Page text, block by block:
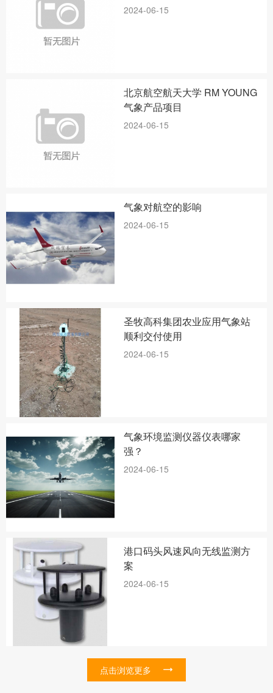
2024-06-15
北京航空航天大学 RM YOUNG
气象产品项目
2024-06-15
气象对航空的影响
2024-06-15
圣牧高科集团农业应用气象站
顺利交付使用
2024-06-15
气象环境监测仪器仪表哪家
强？
2024-06-15
港口码头风速风向无线监测方
案
2024-06-15
点击浏览更多